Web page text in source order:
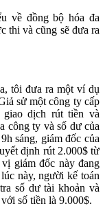
về đồng bộ hóa đa
thi và cũng sẽ đưa ra
tôi đưa ra một ví dụ
sử một công ty cấp
dịch rút tiền và
công ty và số dư của
sáng, giám đốc của
định rút 2.000$ từ
giám đốc này đang
này, người kế toán
số dư tài khoản và
số tiền là 9.000$.